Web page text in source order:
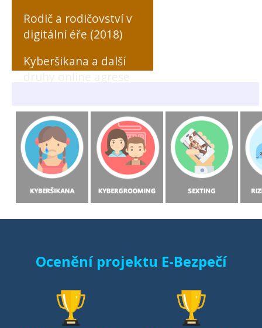
Rodič a rodičovství v
digitální éře (2018)
Kyberšikana a další
(MONO, 2018)
Rizikové formy
chování českých a
slovenských dětí v
prostředí internetu
(MONO, 2015)
Sexting a rizikové
dětí v kyberprostoru
Ocenění projektu E-Bezpečí